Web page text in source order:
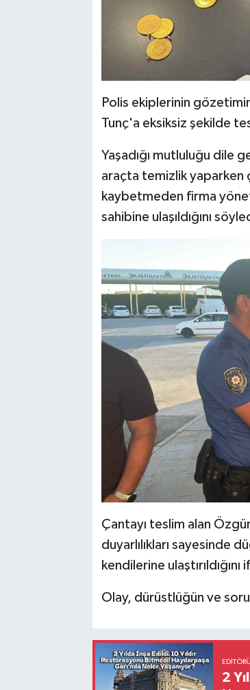
Polis ekiplerinin
Tunç'a eksiksiz şekilde
Yaşadığı mutluluğu dile
araçta temizlik yaparken
kaybetmeden firma
sahibine ulaşıldığını
Çantayı teslim alan
duyarlılıkları sayesinde
kendilerine
Olay, dürüstlüğün ve
2